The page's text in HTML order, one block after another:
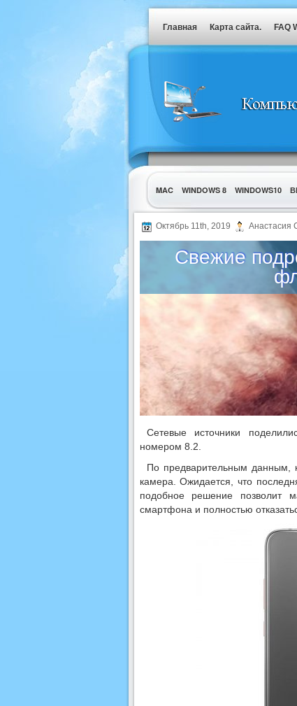
Главная Карта сайта. FAQ
MAC WINDOWS 8 WINDOWS10
УТИЛИТЫ
Октябрь 11th, 2019 Анастасия
Свежие
Сетевые источники
номером 8.2.
По предварительным данным,
камера. Ожидается, что
подобное решение позволит
смартфона и полностью